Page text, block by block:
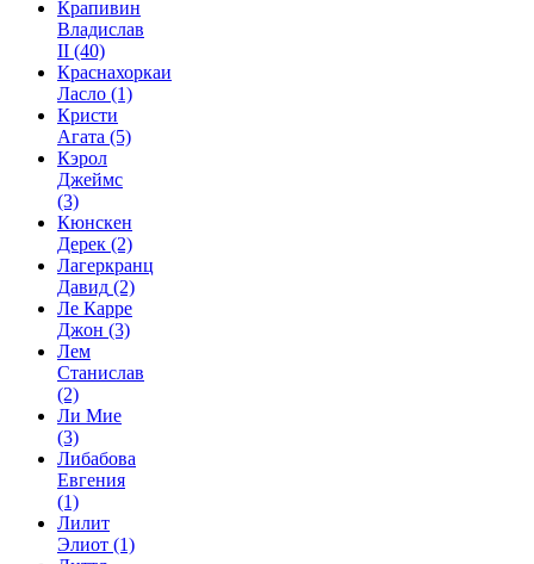
Крапивин
Владислав
II (40)
Краснахоркаи
Ласло (1)
Кристи
Агата (5)
Кэрол
Джеймс
(3)
Кюнскен
Дерек (2)
Лагеркранц
Давид (2)
Ле Карре
Джон (3)
Лем
Станислав
(2)
Ли Мие
(3)
Либабова
Евгения
(1)
Лилит
Элиот (1)